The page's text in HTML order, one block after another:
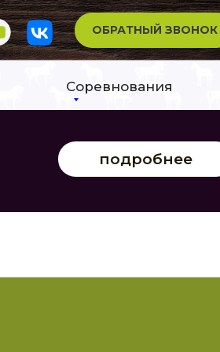
Соревнования
ОБРАТНЫЙ ЗВОНОК
подробнее